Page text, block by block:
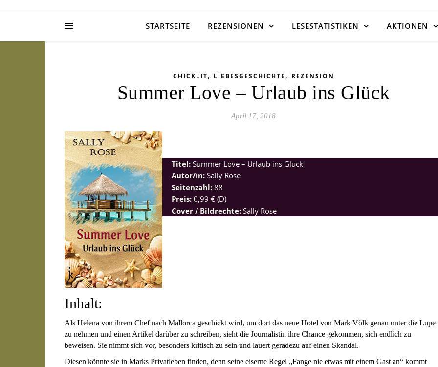
STARTSEITE REZENSIONEN LESESTATISTIKEN AKTIONEN
CHICKLIT, LIEBESGESCHICHTE , REZENSION
Summer Love – Urlaub ins Glück
April 17, 2018
Titel: Summer Love – Urlaub ins Glück
Autor/in: Sally Rose
Seitenzahl: 88
Preis: 0,99 € (D)
Cover / Bildrechte: Sally Rose
Inhalt:
Als Helena von ihrem Chef nach Mallorca geschickt wird, um dort das neue Hotel von Mark Völk genau unter die Lupe
zu nehmen und einen Artikel darüber zu schreiben, sieht die Journalistin ihre Chance gekommen, sich endlich zu
beweisen. Sie nimmt sich vor, besonders kritisch zu sein und lauert geradezu auf einen Skandal.
Diesen könnte sie in Marks Privatleben finden, denn seine eiserne Regel „Fange nie etwas mit einem Gast an“ kommt